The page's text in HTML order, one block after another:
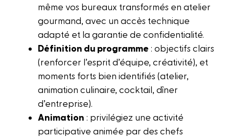
même vos bureaux transformés en atelier
gourmand, avec un accès technique
adapté et la garantie de confidentialité.
Définition du programme : objectifs clairs
(renforcer l’esprit d’équipe, créativité), et
moments forts bien identifiés (atelier,
animation culinaire, cocktail, dîner
d’entreprise).
Animation : privilégiez une activité
participative animée par des chefs